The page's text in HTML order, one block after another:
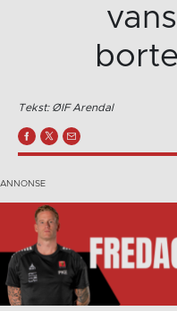
Tekst: ØIF Arendal